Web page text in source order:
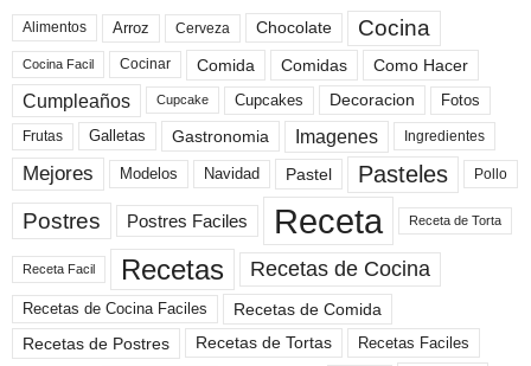
Alimentos Arroz Cerveza Chocolate Cocina
Cocina Facil Cocinar Comida Comidas Como Hacer
Cumpleaños Cupcake Cupcakes Decoracion Fotos
Frutas Galletas Gastronomia Imagenes Ingredientes
Mejores Modelos Navidad Pastel Pasteles Pollo
Postres Postres Faciles Receta Receta de Torta
Receta Facil Recetas Recetas de Cocina
Recetas de Cocina Faciles
Recetas de Comida
Recetas de Postres
Recetas de Tortas Recetas Faciles